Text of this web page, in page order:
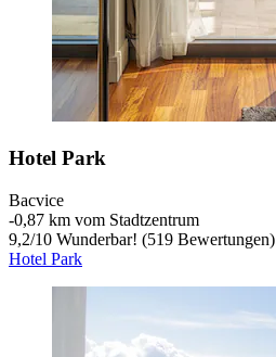
Hotel Park
Bacvice
‐0,87 km vom Stadtzentrum
9,2/10 Wunderbar! (519 Bewertungen)
Hotel Park